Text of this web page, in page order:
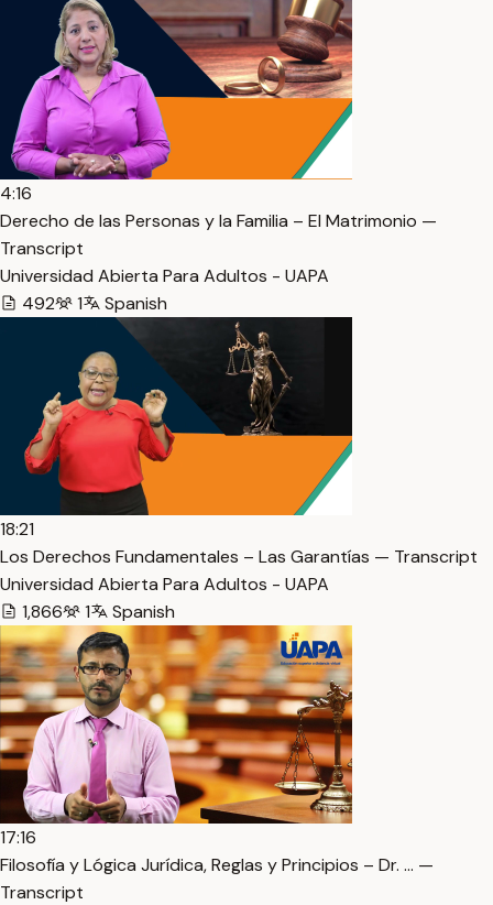
4:16
Derecho de las Personas y la Familia – El Matrimonio —
Transcript
Universidad Abierta Para Adultos - UAPA
492
1 Spanish
18:21
Los Derechos Fundamentales – Las Garantías — Transcript
Universidad Abierta Para Adultos - UAPA
1,866
1 Spanish
17:16
Filosofía y Lógica Jurídica, Reglas y Principios – Dr. … —
Transcript